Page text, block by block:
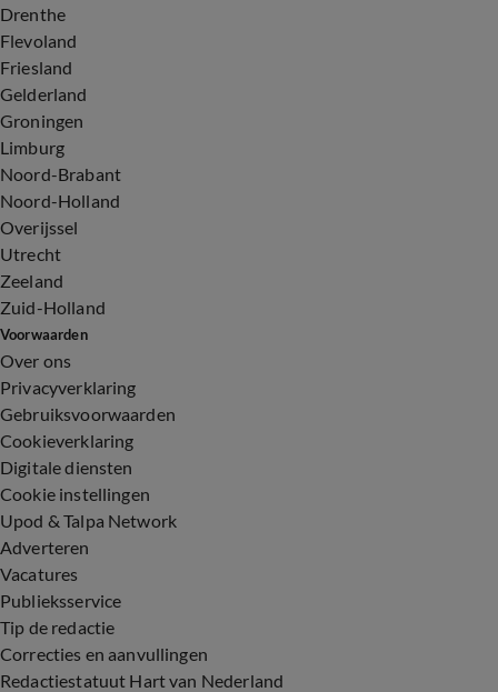
Drenthe
Flevoland
Friesland
Gelderland
Groningen
Limburg
Noord-Brabant
Noord-Holland
Overijssel
Utrecht
Zeeland
Zuid-Holland
Voorwaarden
Over ons
Privacyverklaring
Gebruiksvoorwaarden
Cookieverklaring
Digitale diensten
Cookie instellingen
Upod & Talpa Network
Adverteren
Vacatures
Publieksservice
Tip de redactie
Correcties en aanvullingen
Redactiestatuut Hart van Nederland